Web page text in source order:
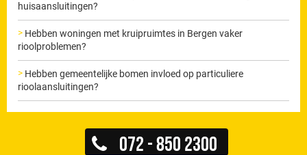
huisaansluitingen?
Hebben woningen met kruipruimtes in Bergen vaker
rioolproblemen?
Hebben gemeentelijke bomen invloed op particuliere
rioolaansluitingen?
072 - 850 2300